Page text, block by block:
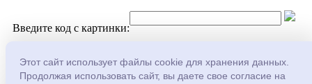
Этот сайт использует файлы cookie для хранения данных.
Продолжая использовать сайт, вы даете свое согласие на
Введите код с картинки:
конфеденциальностииобработкой персональных
данных